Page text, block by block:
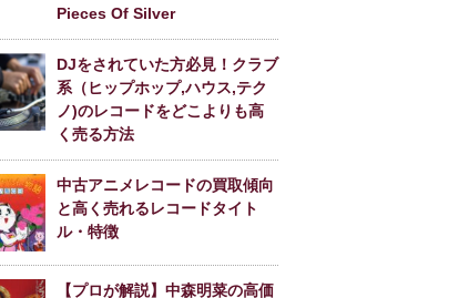
Pieces Of Silver
DJをされていた方必見！クラブ
系（ヒップホップ,ハウス,テク
ノ)のレコードをどこよりも高
く売る方法
中古アニメレコードの買取傾向
と高く売れるレコードタイト
ル・特徴
【プロが解説】中森明菜の高価